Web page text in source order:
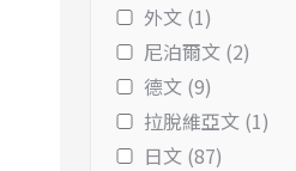
外文 (1)
尼泊爾文 (2)
德文 (9)
拉脫維亞文 (1)
日文 (87)